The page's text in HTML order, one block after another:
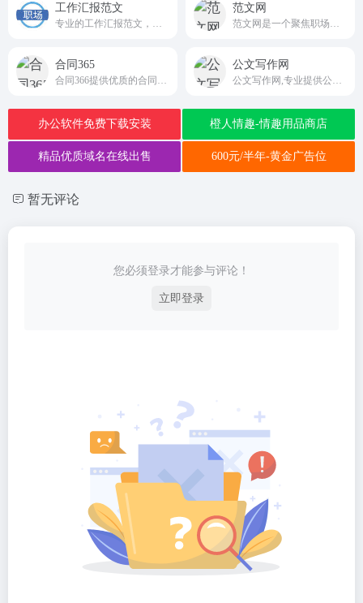
工作汇报范文 范文网
合同365 公文写作网
办公软件免费下载安装 橙人情趣-情趣用品商店
精品优质域名在线出售 600元/半年-黄金广告位
暂无评论
您必须登录才能参与评论！
立即登录